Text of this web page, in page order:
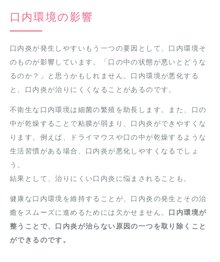
口内環境の影響
口内炎が発生しやすいもう一つの要因として、口内環境そ
のものが影響しています。「口の中の状態が悪いとどうな
るのか？」と思うかもしれません。口内環境が悪化する
と、口内炎が治りにくくなることがあるのです。
不衛生な口内環境は細菌の繁殖を助長します。また、口の
中が乾燥することで粘膜が弱まり、口内炎ができやすくな
ります。例えば、ドライマウスや口の中が乾燥するような
生活習慣がある場合、口内炎が悪化しやすくなるでしょ
う。
結果として、治りにくい口内炎に悩まされることも。
健康な口内環境を維持することが、口内炎の発生とその治
癒をスムーズに進めるためには欠かせません。 口内環境が
整うことで、口内炎が治らない原因の一つを取り除くこと
ができるのです。